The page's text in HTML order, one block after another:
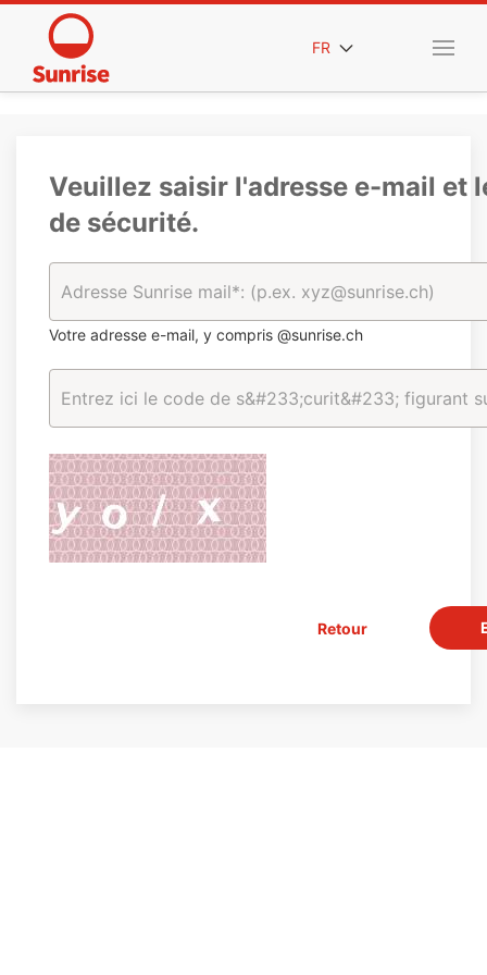
FR
Veuillez saisir l'adresse e-mail et
de sécurité.
Votre adresse e-mail, y compris @sunrise.ch
Retour